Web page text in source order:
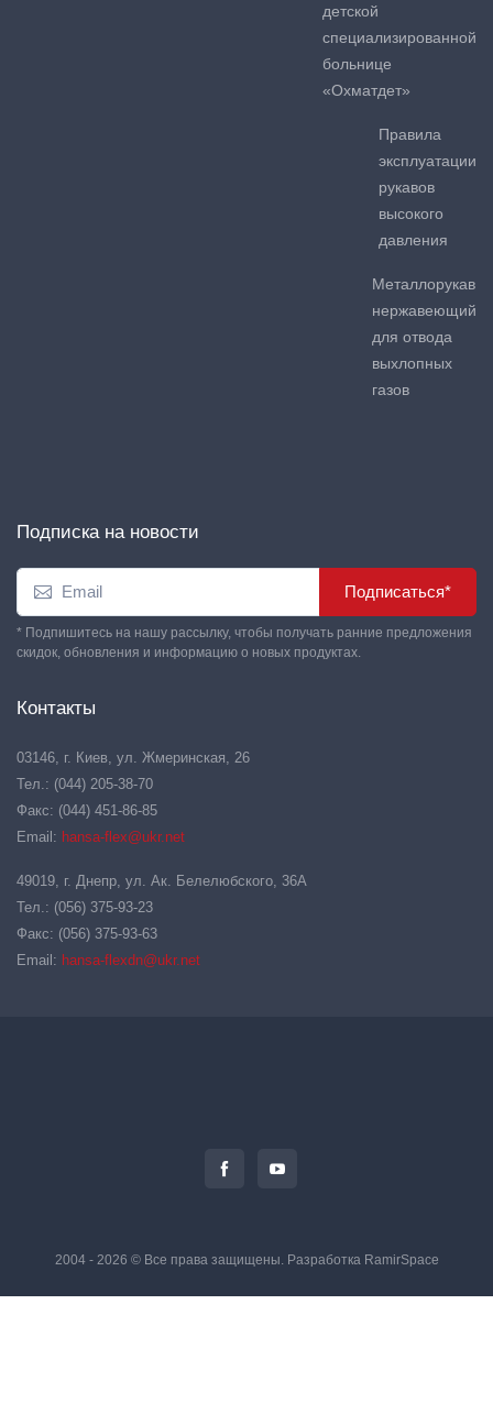
детской
специализированной
больнице
«Охматдет»
Правила
эксплуатации
рукавов
высокого
давления
Металлорукав
нержавеющий
для отвода
выхлопных
газов
Подписка на новости
Подписаться*
* Подпишитесь на нашу рассылку, чтобы получать ранние предложения
скидок, обновления и информацию о новых продуктах.
Контакты
03146, г. Киев, ул. Жмеринская, 26
Тел.: (044) 205-38-70
Факс: (044) 451-86-85
Email: hansa-flex@ukr.net
49019, г. Днепр, ул. Ак. Белелюбского, 36А
Тел.: (056) 375-93-23
Факс: (056) 375-93-63
Email: hansa-flexdn@ukr.net
2004 - 2026 © Все права защищены. Разработка RamirSpace